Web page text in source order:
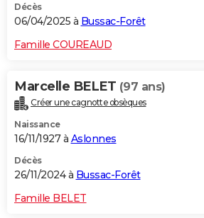
Décès
06/04/2025 à Bussac-Forêt
Famille COUREAUD
Marcelle BELET (97 ans)
Créer une cagnotte obsèques
Naissance
16/11/1927 à Aslonnes
Décès
26/11/2024 à Bussac-Forêt
Famille BELET